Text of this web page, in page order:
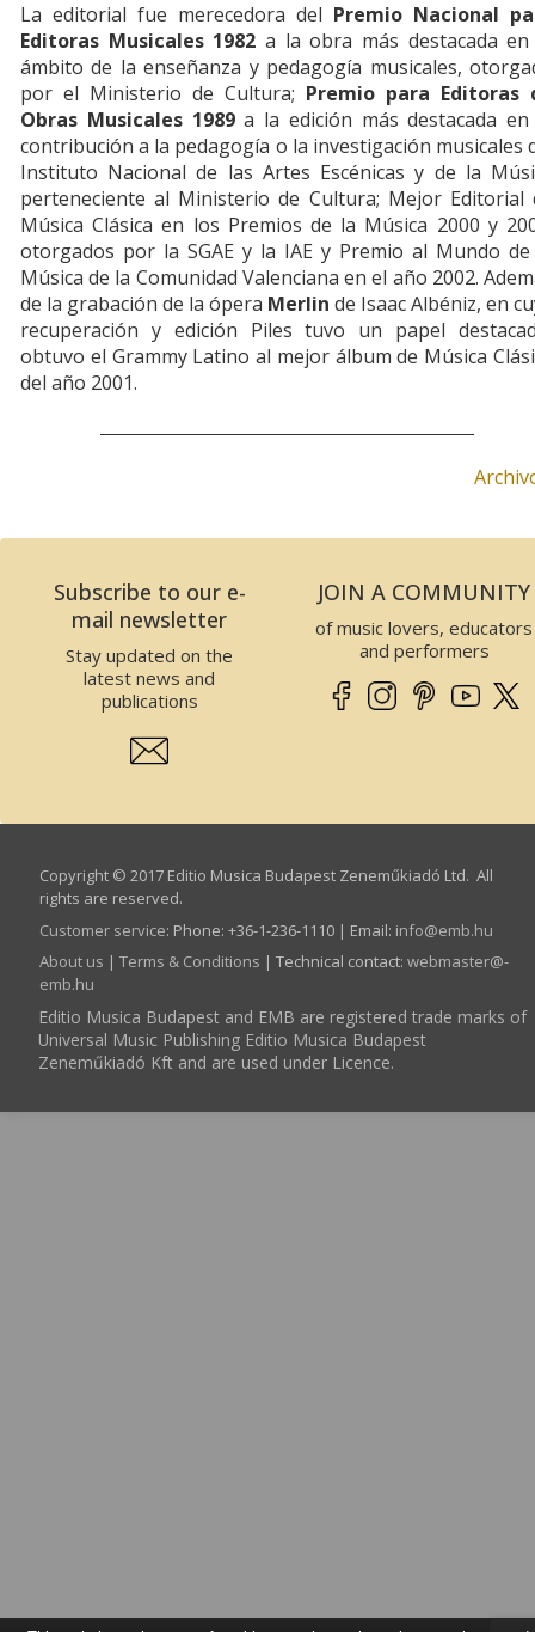
La editorial fue merecedora del Premio Nacional
Editoras Musicales 1982 a la obra más destacada
ámbito de la enseñanza y pedagogía musicales,
por el Ministerio de Cultura; Premio para Editoras
Obras Musicales 1989a la edición más destacada
contribución a la pedagogía o la investigación musicales
Instituto Nacional de las Artes Escénicas y de la
perteneciente al Ministerio de Cultura; Mejor Editorial
Música Clásica en los Premios de la Música 2000 y
otorgados por la SGAE y la IAE y Premio al Mundo
Música de la Comunidad Valenciana en el año 2002.
de la grabación de la ópera Merlin de Isaac Albéniz, en
recuperación y edición Piles tuvo un papel
obtuvo el Grammy Latino al mejor álbum de Música
del año 2001.
Subscribe to our e-
mail newsletter
Stay updated on the
latest news and
publications
JOIN A COMMUNITY
of music lovers, educators
and performers
Copyright © 2017 Editio Musica Budapest Zeneműkiadó Ltd. All
rights are reserved.
Customer service: Phone: +36-1-236-1110 | Email: info­@­emb.hu
About us | Terms & Conditions | Technical contact: webmaster­@­
emb.hu
Editio Musica Budapest and EMB are registered trade marks of
Universal Music Publishing Editio Musica Budapest
Zeneműkiadó Kft and are used under Licence.